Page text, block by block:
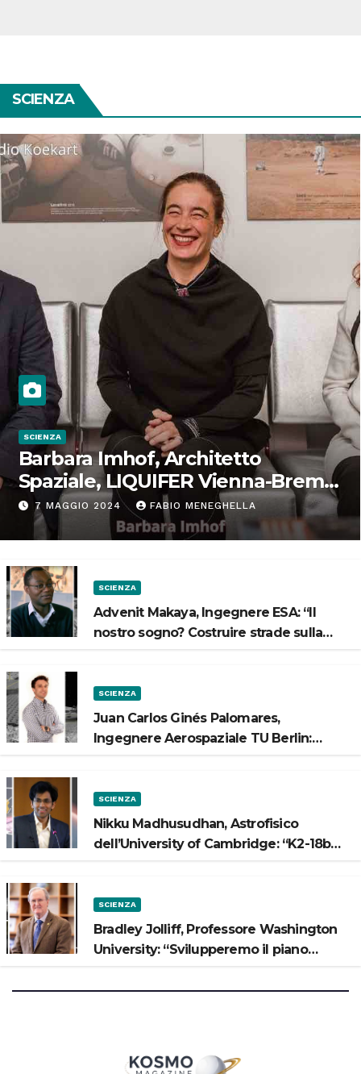
SCIENZA
SCIENZA
Barbara Imhof, Architetto
Spaziale, LIQUIFER Vienna-Brema:
“Progettiamo habitat per lo
Spazio”
7 MAGGIO 2024 FABIO MENEGHELLA
SCIENZA
Advenit Makaya, Ingegnere ESA: “Il
nostro sogno? Costruire strade sulla
SCIENZA
Juan Carlos Ginés Palomares,
Ingegnere Aerospaziale TU Berlin:
SCIENZA
Nikku Madhusudhan, Astrofisico
dell’University of Cambridge: “K2-18b
SCIENZA
Bradley Jolliff, Professore Washington
University: “Svilupperemo il piano